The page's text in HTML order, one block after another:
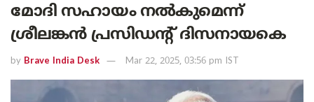
മോദി സഹായം നൽകുമെന്ന്
ശ്രീലങ്കൻ പ്രസിഡൻ്റ് ദിസനായകെ
by Brave India Desk Mar 22, 2025, 03:56 pm IST